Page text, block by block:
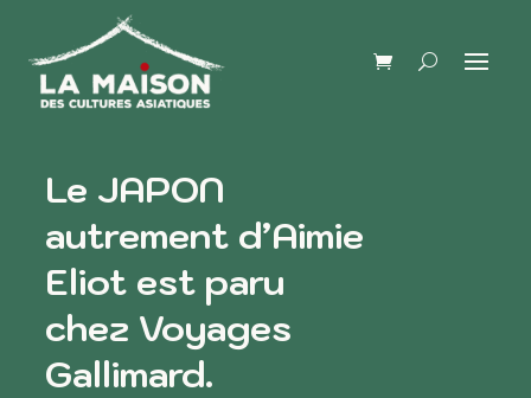
Le JAPON
autrement d’Aimie
Eliot est paru
chez Voyages
Gallimard.